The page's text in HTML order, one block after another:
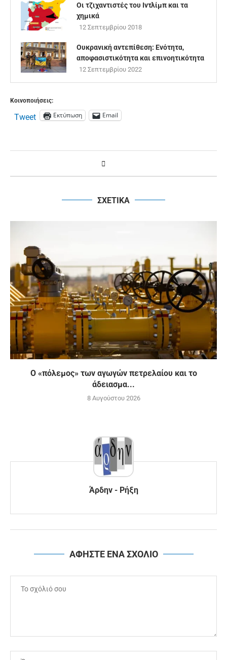
Οι τζιχαντιστές του Ιντλίμπ και τα
χημικά
12 Σεπτεμβρίου 2018
Ουκρανική αντεπίθεση: Ενότητα,
αποφασιστικότητα και επινοητικότητα
12 Σεπτεμβρίου 2022
Κοινοποιήσεις:
Tweet Εκτύπωση Email
ΣΧΕΤΙΚΑ
Ο «πόλεμος» των αγωγών πετρελαίου και το
άδειασμα...
8 Αυγούστου 2026
Άρδην - Ρήξη
ΑΦΗΣΤΕ ΕΝΑ ΣΧΟΛΙΟ